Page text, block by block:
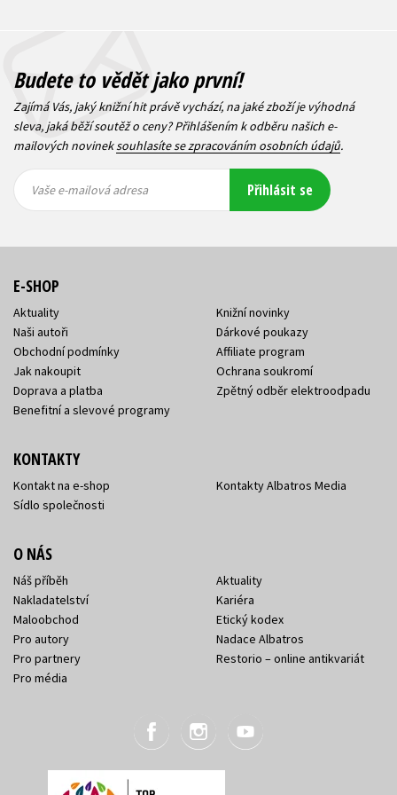
Budete to vědět jako první!
Zajímá Vás, jaký knižní hit právě vychází, na jaké zboží je výhodná
sleva, jaká běží soutěž o ceny? Přihlášením k odběru našich e-
mailových novineksouhlasíte se zpracováním osobních údajů.
mailová
mailová
Vaše e-mailová adresa Přihlásit se
E-SHOP
Aktuality
Naši autoři
Obchodní podmínky
Jak nakoupit
Doprava a platba
Benefitní a slevové programy
Knižní novinky
Dárkové poukazy
Affiliate program
Ochrana soukromí
Zpětný odběr elektroodpadu
KONTAKTY
Kontakt na e-shop
Sídlo společnosti
Kontakty Albatros Media
O NÁS
Náš příběh
Nakladatelství
Maloobchod
Pro autory
Pro partnery
Pro média
Aktuality
Kariéra
Etický kodex
Nadace Albatros
Restorio – online antikvariát